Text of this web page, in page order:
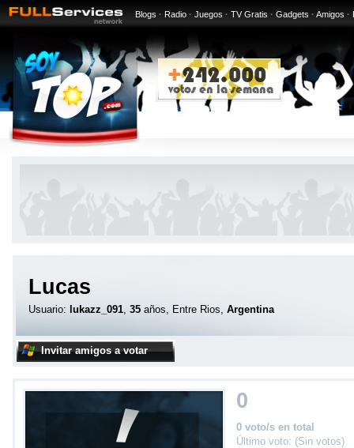
Blogs · Radio · Juegos · TV Gratis · Gadgets · Amigos ·
Lucas
Usuario: lukazz_091, 35 años, Entre Rios, Argentina
Invitar amigos a votar
0
0 voto/s en total
Último voto: (Sin votos)